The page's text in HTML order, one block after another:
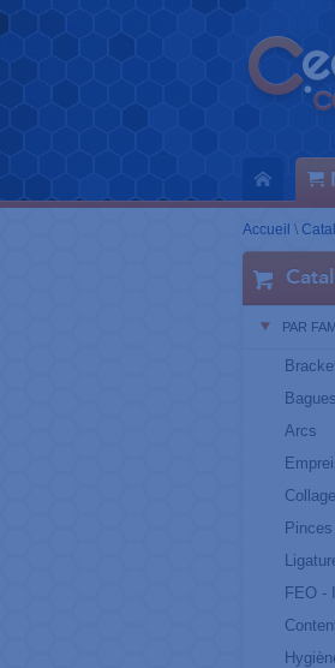
Accueil \
PAR
Arcs
Pinces
FEO -